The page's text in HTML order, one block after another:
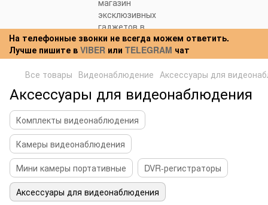
На телефонные звонки не всегда можем ответить.
Лучше пишите в VIBER или TELEGRAM чат
Все товары Видеонаблюдение Аксессуары для
Аксессуары для видеонаблюдения
Комплекты видеонаблюдения
Камеры видеонаблюдения
Мини камеры портативные
DVR-регистраторы
Аксессуары для видеонаблюдения